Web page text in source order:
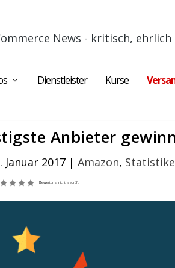
News - kritisch,
Dienstleister Kurse
Anbieter
Januar 2017| Amazon,